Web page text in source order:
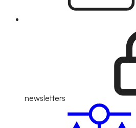
newsletters